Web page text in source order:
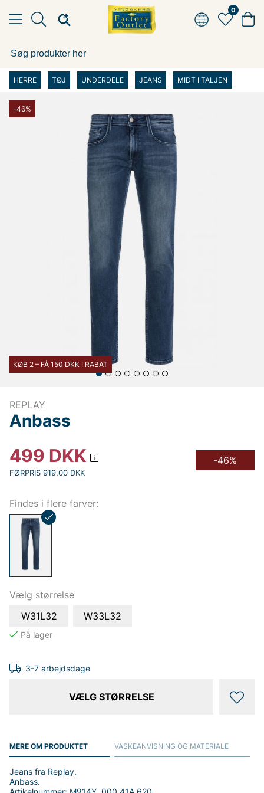
0
HERRE TØJ UNDERDELE JEANS MIDT I TALJEN
-46%
KØB 2 – FÅ 150 DKK I RABAT
REPLAY
Anbass
499 DKK
FØRPRIS 919.00 DKK
-46%
Findes i flere farver:
Vælg størrelse
W31L32
W33L32
3-7 arbejdsdage
VÆLG STØRRELSE
MERE OM PRODUKTET
Jeans fra Replay.
Anbass.
VASKEANVISNING OG MATERIALE